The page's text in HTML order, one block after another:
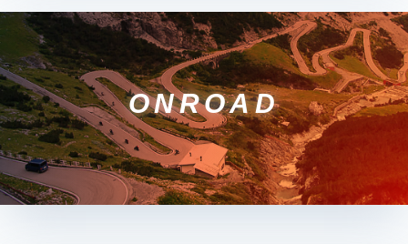
ONROAD